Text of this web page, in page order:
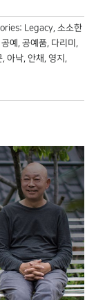
Legacy, 소소한
공예 , 공예품, 다리미 ,
, 아낙, 안채 , 영지 ,